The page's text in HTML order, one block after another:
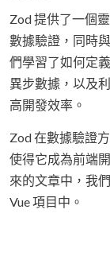
Zod 提供了一個
數據驗證，同時
們學習了如何定
異步數據，以及
高開發效率。
Zod 在數據驗證
使得它成為前端
來的文章中，我
Vue 項目中。